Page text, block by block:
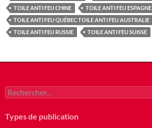
TOILE ANTI FEU CHINE
TOILE ANTI FEU ESPAGNE
TOILE ANTI FEU QUÉBEC TOILE ANTI FEU AUSTRALIE
TOILE ANTI FEU RUSSIE
TOILE ANTI FEU SUISSE
Rechercher :
Types de publication